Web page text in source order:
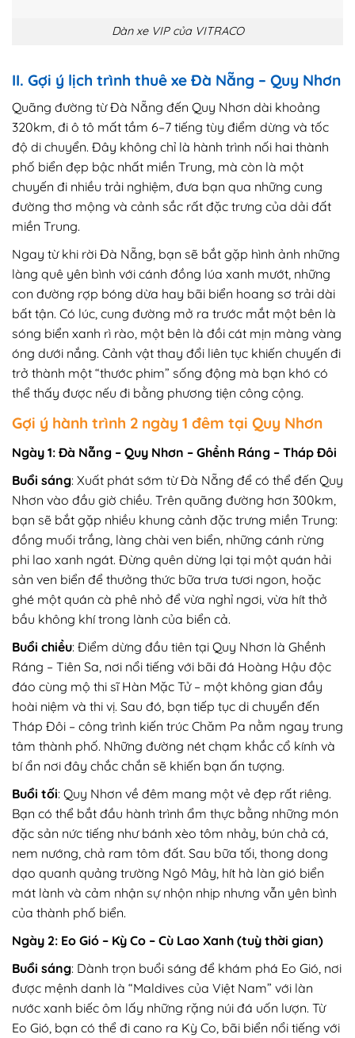
Dàn xe VIP của VITRACO
II. Gợi ý lịch trình thuê xe Đà Nẵng – Quy Nhơn
Quãng đường từ Đà Nẵng đến Quy Nhơn dài khoảng
320km, đi ô tô mất tầm 6–7 tiếng tùy điểm dừng và tốc
độ di chuyển. Đây không chỉ là hành trình nối hai thành
phố biển đẹp bậc nhất miền Trung, mà còn là một
chuyến đi nhiều trải nghiệm, đưa bạn qua những cung
đường thơ mộng và cảnh sắc rất đặc trưng của dải đất
miền Trung.
Ngay từ khi rời Đà Nẵng, bạn sẽ bắt gặp hình ảnh những
làng quê yên bình với cánh đồng lúa xanh mướt, những
con đường rợp bóng dừa hay bãi biển hoang sơ trải dài
bất tận. Có lúc, cung đường mở ra trước mắt một bên là
sóng biển xanh rì rào, một bên là đồi cát mịn màng vàng
óng dưới nắng. Cảnh vật thay đổi liên tục khiến chuyến đi
trở thành một “thước phim” sống động mà bạn khó có
thể thấy được nếu đi bằng phương tiện công cộng.
Gợi ý hành trình 2 ngày 1 đêm tại Quy Nhơn
Ngày 1: Đà Nẵng – Quy Nhơn – Ghềnh Ráng – Tháp Đôi
Buổi sáng: Xuất phát sớm từ Đà Nẵng để có thể đến Quy
Nhơn vào đầu giờ chiều. Trên quãng đường hơn 300km,
bạn sẽ bắt gặp nhiều khung cảnh đặc trưng miền Trung:
đồng muối trắng, làng chài ven biển, những cánh rừng
phi lao xanh ngát. Đừng quên dừng lại tại một quán hải
sản ven biển để thưởng thức bữa trưa tươi ngon, hoặc
ghé một quán cà phê nhỏ để vừa nghỉ ngơi, vừa hít thở
bầu không khí trong lành của biển cả.
Buổi chiều: Điểm dừng đầu tiên tại Quy Nhơn là Ghềnh
Ráng – Tiên Sa, nơi nổi tiếng với bãi đá Hoàng Hậu độc
đáo cùng mộ thi sĩ Hàn Mặc Tử – một không gian đầy
hoài niệm và thi vị. Sau đó, bạn tiếp tục di chuyển đến
Tháp Đôi – công trình kiến trúc Chăm Pa nằm ngay trung
tâm thành phố. Những đường nét chạm khắc cổ kính và
bí ẩn nơi đây chắc chắn sẽ khiến bạn ấn tượng.
Buổi tối: Quy Nhơn về đêm mang một vẻ đẹp rất riêng.
Bạn có thể bắt đầu hành trình ẩm thực bằng những món
đặc sản nức tiếng như bánh xèo tôm nhảy, bún chả cá,
nem nướng, chả ram tôm đất. Sau bữa tối, thong dong
dạo quanh quảng trường Ngô Mây, hít hà làn gió biển
mát lành và cảm nhận sự nhộn nhịp nhưng vẫn yên bình
của thành phố biển.
Ngày 2: Eo Gió – Kỳ Co – Cù Lao Xanh (tuỳ thời gian)
Buổi sáng: Dành trọn buổi sáng để khám phá Eo Gió, nơi
được mệnh danh là “Maldives của Việt Nam” với làn
nước xanh biếc ôm lấy những rặng núi đá uốn lượn. Từ
Eo Gió, bạn có thể đi cano ra Kỳ Co, bãi biển nổi tiếng với